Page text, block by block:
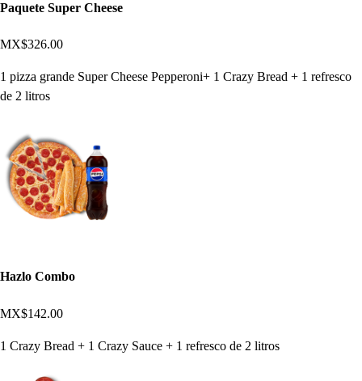
Paquete Super Cheese
MX$326.00
1 pizza grande Super Cheese Pepperoni+ 1 Crazy Bread + 1 refresco
de 2 litros
Hazlo Combo
MX$142.00
1 Crazy Bread + 1 Crazy Sauce + 1 refresco de 2 litros